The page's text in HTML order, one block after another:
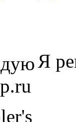
Я